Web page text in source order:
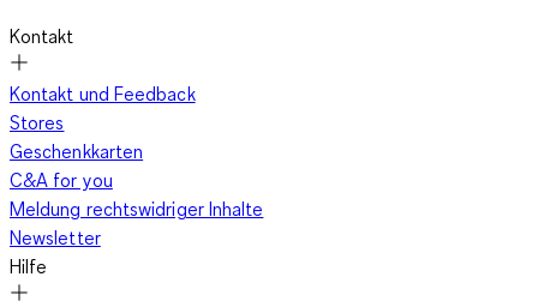
Kontakt
Kontakt und Feedback
Stores
Geschenkkarten
C&A for you
Meldung rechtswidriger Inhalte
Newsletter
Hilfe